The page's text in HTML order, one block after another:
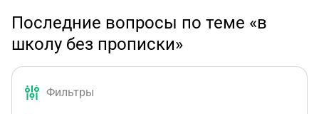
Последние вопросы по теме «в
школу без прописки»
Фильтры